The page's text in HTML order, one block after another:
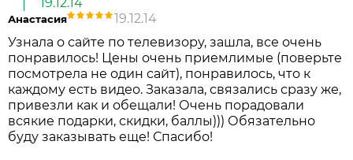
Анастасия
19.12.14
Узнала о сайте по телевизору, зашла, все очень
понравилось! Цены очень приемлимые (поверьте
посмотрела не один сайт), понравилось, что к
каждому есть видео. Заказала, связались сразу же,
привезли как и обещали! Очень порадовали
всякие подарки, скидки, баллы))) Обязательно
буду заказывать еще! Спасибо!